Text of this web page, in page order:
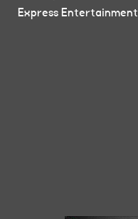
Express Entertainment